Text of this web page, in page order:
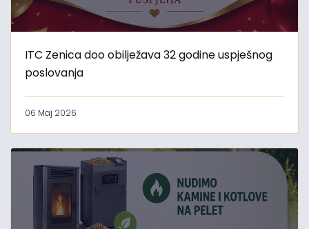
ITC Zenica doo obilježava 32 godine uspješnog
poslovanja
06 Maj 2026